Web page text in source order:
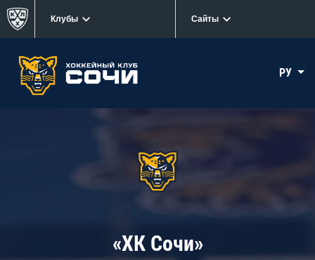
Клубы Сайты
РУ
«ХК Сочи»